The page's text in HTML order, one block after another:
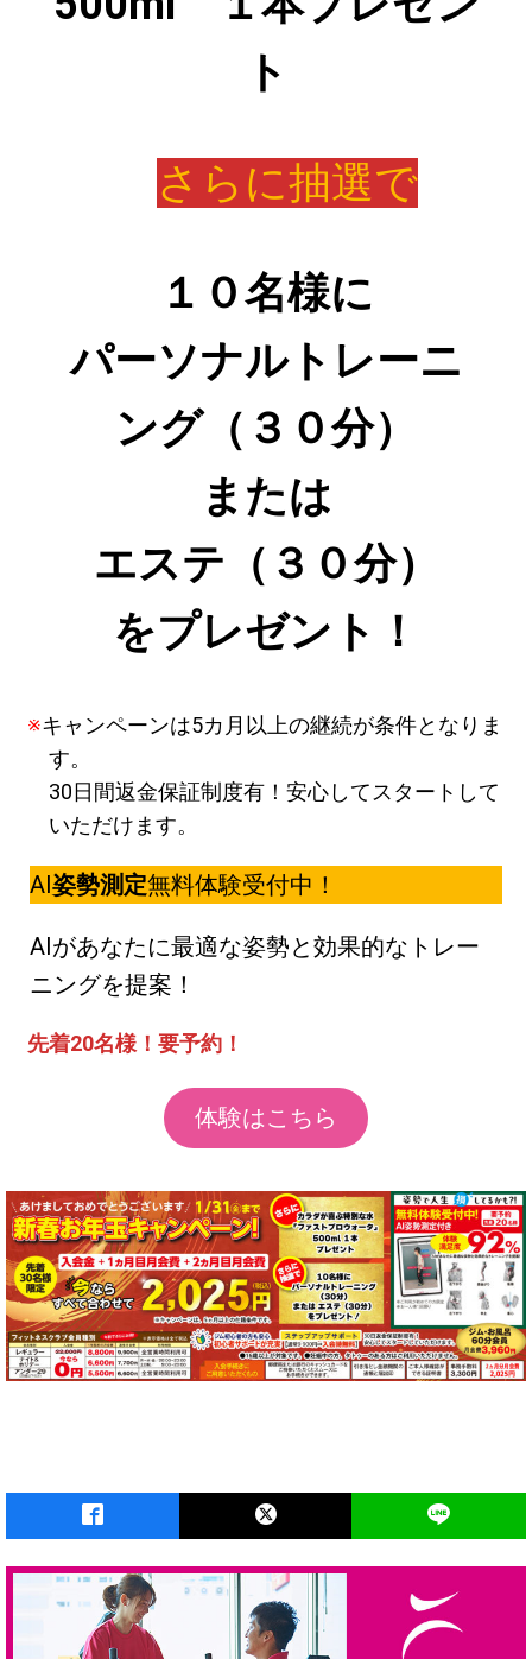
ト
さらに抽選で
１０名様に
パーソナルトレーニ
ング（３０分）
または
エステ（３０分）
をプレゼント！
キャンペーンは5カ月以上の継続が条件となりま
す。
30日間返金保証制度有！安心してスタートして
いただけます。
AI姿勢測定無料体験受付中！
AIがあなたに最適な姿勢と効果的なトレー
ニングを提案！
先着20名様！要予約！
体験はこちら